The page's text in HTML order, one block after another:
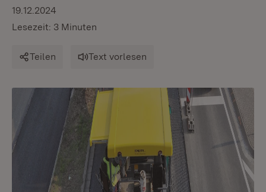
19.12.2024
Lesezeit: 3 Minuten
Teilen Text vorlesen